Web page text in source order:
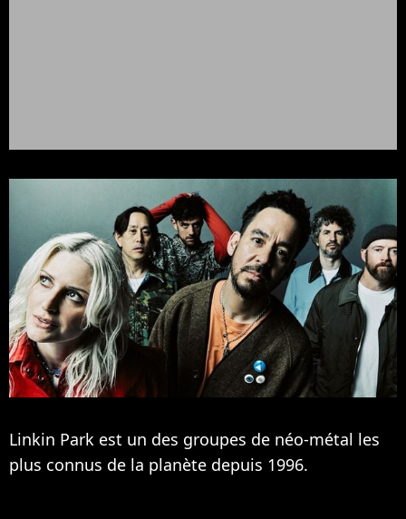
Linkin Park est un des groupes de néo-métal les
plus connus de la planète depuis 1996.